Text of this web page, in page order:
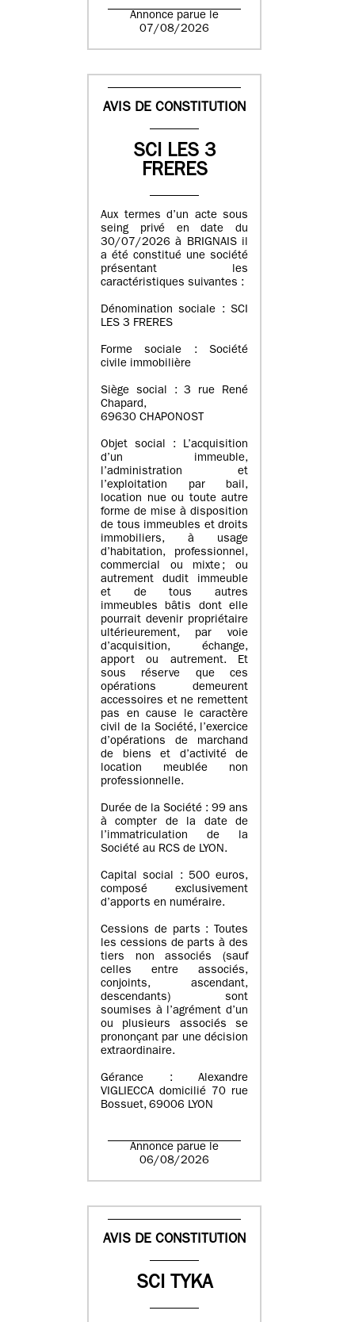
Annonce parue le
07/08/2026
AVIS DE CONSTITUTION
SCI LES 3
FRERES
Aux termes d’un acte sous
seing privé en date du
30/07/2026 à BRIGNAIS il
a été constitué une société
présentant les
caractéristiques suivantes :
Dénomination sociale : SCI
LES 3 FRERES
Forme sociale : Société
civile immobilière
Siège social : 3 rue René
Chapard,
69630 CHAPONOST
Objet social : L’acquisition
d’un immeuble,
l’administration et
l’exploitation par bail,
location nue ou toute autre
forme de mise à disposition
de tous immeubles et droits
immobiliers, à usage
d’habitation, professionnel,
commercial ou mixte ; ou
autrement dudit immeuble
et de tous autres
immeubles bâtis dont elle
pourrait devenir propriétaire
ultérieurement, par voie
d’acquisition, échange,
apport ou autrement. Et
sous réserve que ces
opérations demeurent
accessoires et ne remettent
pas en cause le caractère
civil de la Société, l’exercice
d’opérations de marchand
de biens et d’activité de
location meublée non
professionnelle.
Durée de la Société : 99 ans
à compter de la date de
l’immatriculation de la
Société au RCS de LYON.
Capital social : 500 euros,
composé exclusivement
d’apports en numéraire.
Cessions de parts : Toutes
les cessions de parts à des
tiers non associés (sauf
celles entre associés,
conjoints, ascendant,
descendants) sont
soumises à l’agrément d’un
ou plusieurs associés se
prononçant par une décision
extraordinaire.
Gérance : Alexandre
VIGLIECCA domicilié 70 rue
Bossuet, 69006 LYON
Annonce parue le
06/08/2026
AVIS DE CONSTITUTION
SCI TYKA